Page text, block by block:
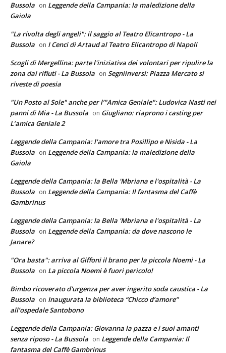
Bussola on Leggende della Campania: la maledizione della
Gaiola
"La rivolta degli angeli": il saggio al Teatro Elicantropo - La
Bussola on I Cenci di Artaud al Teatro Elicantropo di Napoli
Scogli di Mergellina: parte l'iniziativa dei volontari per ripulire la
zona dai rifiuti - La Bussola on Segniinversi: Piazza Mercato si
riveste di poesia
"Un Posto al Sole" anche per l’"Amica Geniale": Ludovica Nasti nei
panni di Mia - La Bussola on Giugliano: riaprono i casting per
L’amica Geniale 2
Leggende della Campania: l'amore tra Posillipo e Nisida - La
Bussola on Leggende della Campania: la maledizione della
Gaiola
Leggende della Campania: la Bella 'Mbriana e l'ospitalità - La
Bussola on Leggende della Campania: Il fantasma del Caffè
Gambrinus
Leggende della Campania: la Bella 'Mbriana e l'ospitalità - La
Bussola on Leggende della Campania: da dove nascono le
Janare?
"Ora basta": arriva al Giffoni il brano per la piccola Noemi - La
Bussola on La piccola Noemi è fuori pericolo!
Bimbo ricoverato d'urgenza per aver ingerito soda caustica - La
Bussola on Inaugurata la biblioteca “Chicco d’amore”
all’ospedale Santobono
Leggende della Campania: Giovanna la pazza e i suoi amanti
senza riposo - La Bussola on Leggende della Campania: Il
fantasma del Caffè Gambrinus